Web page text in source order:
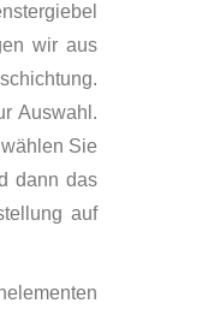
wir aus
Auswahl.
Sie
dann das
auf